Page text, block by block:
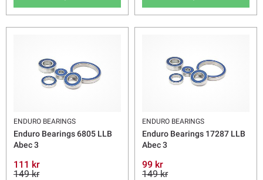
ENDURO BEARINGS
Enduro Bearings 6805 LLB
Abec 3
111 kr
149 kr
ENDURO BEARINGS
Enduro Bearings 17287 LLB
Abec 3
99 kr
149 kr